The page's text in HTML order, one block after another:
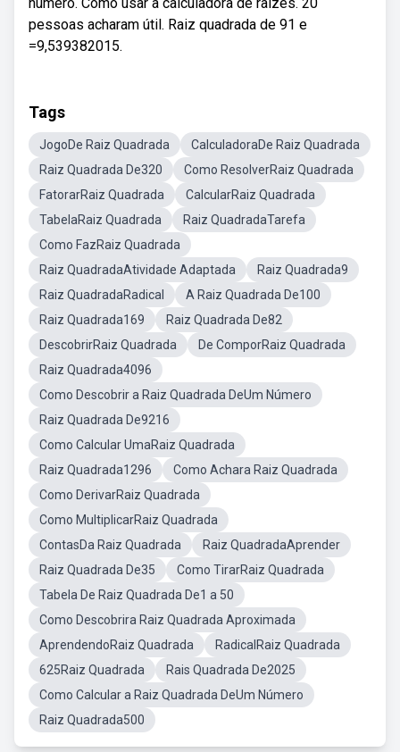
pessoas acharam útil. Raiz quadrada de 91 e
=9,539382015.
Tags
JogoDe Raiz Quadrada
CalculadoraDe Raiz Quadrada
Raiz Quadrada De320
Como ResolverRaiz Quadrada
FatorarRaiz Quadrada
CalcularRaiz Quadrada
TabelaRaiz Quadrada
Raiz QuadradaTarefa
Como FazRaiz Quadrada
Raiz QuadradaAtividade Adaptada
Raiz Quadrada9
Raiz QuadradaRadical
A Raiz Quadrada De100
Raiz Quadrada169
Raiz Quadrada De82
DescobrirRaiz Quadrada
De ComporRaiz Quadrada
Raiz Quadrada4096
Como Descobrir a Raiz Quadrada DeUm Número
Raiz Quadrada De9216
Como Calcular UmaRaiz Quadrada
Raiz Quadrada1296
Como Achara Raiz Quadrada
Como DerivarRaiz Quadrada
Como MultiplicarRaiz Quadrada
ContasDa Raiz Quadrada
Raiz QuadradaAprender
Raiz Quadrada De35
Como TirarRaiz Quadrada
Tabela De Raiz Quadrada De1 a 50
Como Descobrira Raiz Quadrada Aproximada
AprendendoRaiz Quadrada
RadicalRaiz Quadrada
625Raiz Quadrada
Rais Quadrada De2025
Como Calcular a Raiz Quadrada DeUm Número
Raiz Quadrada500